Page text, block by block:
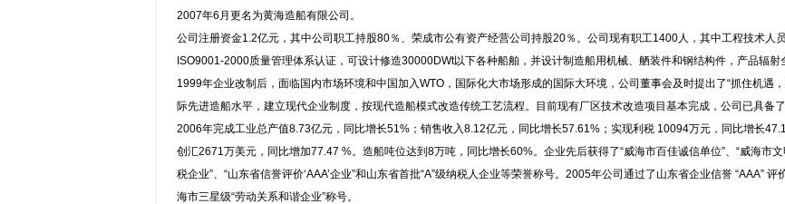
2007年6月更名为黄海造船有限公司。
公司注册资金1.2亿元，其中公司职工持股80％、荣成市公有资产经营公司持股20％。公司现有职工1400人，其中工程技术人
ISO9001-2000质量管理体系认证，可设计修造30000DWt以下各种船舶，并设计制造船用机械、舾装件和钢结构件，产品辐射
1999年企业改制后，面临国内市场环境和中国加入WTO，国际化大市场形成的国际大环境，公司董事会及时提出了“抓住机遇
际先进造船水平，建立现代企业制度，按现代造船模式改造传统工艺流程。目前现有厂区技术改造项目基本完成，公司已具备
2006年完成工业总产值8.73亿元，同比增长51%；销售收入8.12亿元，同比增长57.61%；实现利税 10094万元，同比增长
创汇2671万美元，同比增加77.47 %。造船吨位达到8万吨，同比增长60%。企业先后获得了“威海市百佳诚信单位”、“威海市
税企业”、“山东省信誉评价‘AAA’企业”和山东省首批“A”级纳税人企业等荣誉称号。2005年公司通过了山东省企业信誉 “AAA”
海市三星级“劳动关系和谐企业”称号。